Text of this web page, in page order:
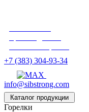
+7 (383) 304-93-34
info@sibstrong.com
Каталог продукции
Горелки